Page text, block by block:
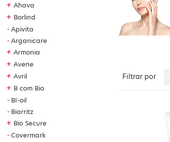
+ Ahava
+ Borlind
Apivita
Arganicare
+ Armonia
+ Avene
+ Avril
+ B com Bio
BI-oil
Biarritz
+ Bio Secure
Covermark
Filtrar por